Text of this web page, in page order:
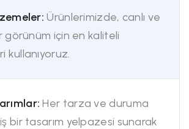
Ürünlerimizde, canlı ve
görünüm için en kaliteli
kullanıyoruz.
Her tarza ve duruma
bir tasarım yelpazesi sunarak